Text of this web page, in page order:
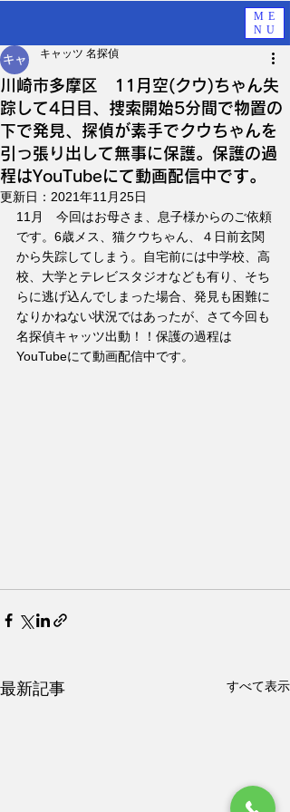
ME
NU
川崎市多摩区 11月空(クウ)ちゃん失
踪して4日目、捜索開始5分間で物置の
下で発見、探偵が素手でクウちゃんを
引っ張り出して無事に保護。保護の過
程はYouTubeにて動画配信中です。
キャッツ 名探偵
更新日： 2021年11月25日
11月　今回はお母さま、息子様からのご依頼
です。6歳メス、猫クウちゃん、４日前玄関
から失踪してしまう。自宅前には中学校、高
校、大学とテレビスタジオなども有り、そち
らに逃げ込んでしまった場合、発見も困難に
なりかねない状況ではあったが、さて今回も
名探偵キャッツ出動！！保護の過程は
YouTubeにて動画配信中です。
最新記事 すべて表示